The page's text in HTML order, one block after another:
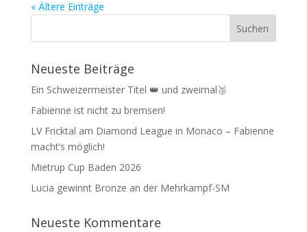
« Ältere Einträge
Neueste Beiträge
Ein Schweizermeister Titel 👑 und zweimal🥉
Fabienne ist nicht zu bremsen!
LV Fricktal am Diamond League in Monaco – Fabienne
macht‘s möglich!
Mietrup Cup Baden 2026
Lucia gewinnt Bronze an der Mehrkampf-SM
Neueste Kommentare